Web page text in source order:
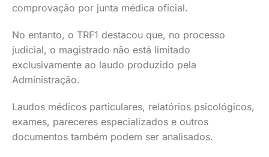
comprovação por junta médica oficial.
No entanto, o TRF1 destacou que, no processo
judicial, o magistrado não está limitado
exclusivamente ao laudo produzido pela
Administração.
Laudos médicos particulares, relatórios psicológicos,
exames, pareceres especializados e outros
documentos também podem ser analisados.